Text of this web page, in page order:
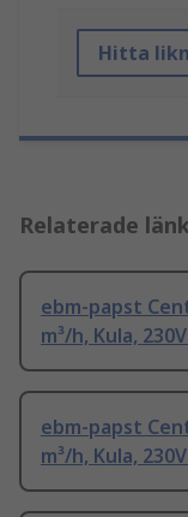
Hitta
Relaterade
ebm-papst
m³/h, Kula,
ebm-papst
m³/h, Kula,